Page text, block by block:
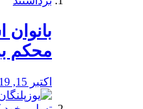
بانوان
محكم
اکتبر 15, 2019